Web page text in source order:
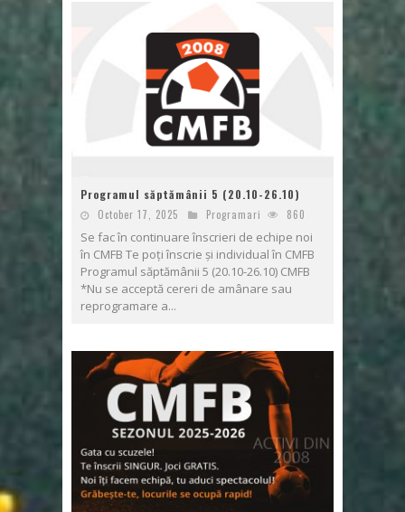
Programul săptămânii 5 (20.10-26.10)
October 17, 2025 Programari 860
Se fac în continuare înscrieri de echipe noi
în CMFB Te poți înscrie și individual în CMFB
Programul săptămânii 5 (20.10-26.10) CMFB
*Nu se acceptă cereri de amânare sau
reprogramare a...